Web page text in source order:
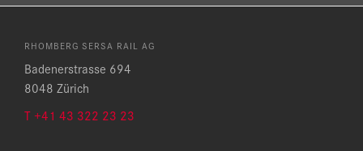
RHOMBERG SERSA RAIL AG
Badenerstrasse 694
8048 Zürich
T +41 43 322 23 23